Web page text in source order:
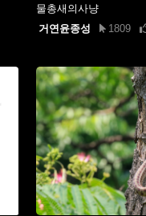
물총새의사냥
거연윤종성
1809